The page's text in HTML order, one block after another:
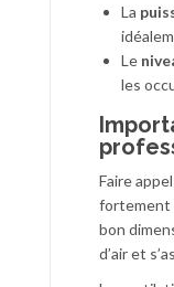
La
Le
les
Faire
fortement
bon
d’air et